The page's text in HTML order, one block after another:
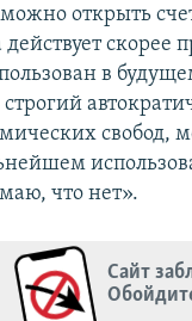
открыть
скорее
в
строгий
свобод,
что нет».
Сайт